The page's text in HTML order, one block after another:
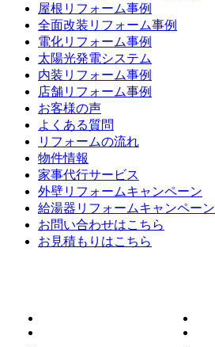
屋根リフォーム事例
全面改装リフォーム事例
電化リフォーム事例
太陽光発電システム
内装リフォーム事例
店舗リフォーム事例
お客様の声
よくある質問
リフォームの流れ
物件情報
家事代行サービス
外壁リフォームキャンペーン
給湯器リフォームキャンペーン
お問い合わせはこちら
お見積もりはこちら